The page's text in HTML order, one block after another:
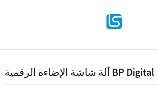
آلة شاشة الإضاءة الرقمية BP Digital